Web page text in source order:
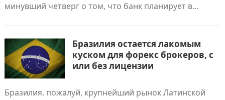
минувший четверг о том, что банк планирует в…
Бразилия остается лакомым
куском для форекс брокеров, с
или без лицензии
Бразилия, пожалуй, крупнейший рынок Латинской